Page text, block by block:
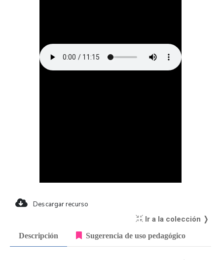
Descargar recurso
Ir a la colección ❭
Descripción Sugerencia de uso pedagógico